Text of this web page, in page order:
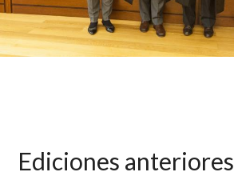
Ediciones anteriores